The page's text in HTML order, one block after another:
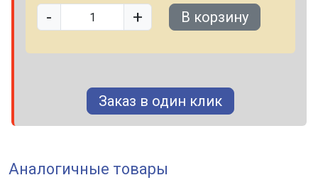
- + В корзину
Заказ в один клик
Аналогичные товары